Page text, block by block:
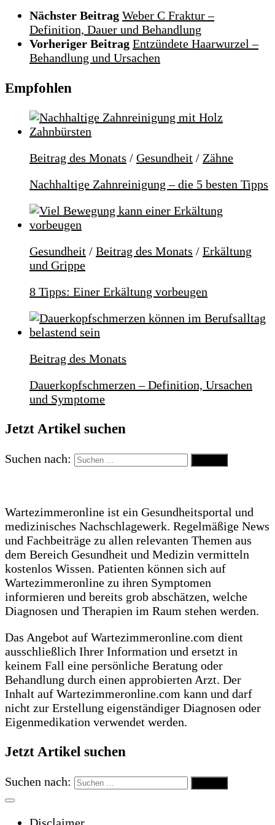
Nächster Beitrag Weber C Fraktur –
Definition, Dauer und Behandlung
Vorheriger Beitrag Entzündete Haarwurzel –
Behandlung und Ursachen
Empfohlen
Beitrag des Monats / Gesundheit / Zähne
Nachhaltige Zahnreinigung – die 5 besten Tipps
Gesundheit / Beitrag des Monats / Erkältung
und Grippe
8 Tipps: Einer Erkältung vorbeugen
Beitrag des Monats
Dauerkopfschmerzen – Definition, Ursachen
und Symptome
Jetzt Artikel suchen
Suchen nach:
Wartezimmeronline ist ein Gesundheitsportal und
medizinisches Nachschlagewerk. Regelmäßige News
und Fachbeiträge zu allen relevanten Themen aus
dem Bereich Gesundheit und Medizin vermitteln
kostenlos Wissen. Patienten können sich auf
Wartezimmeronline zu ihren Symptomen
informieren und bereits grob abschätzen, welche
Diagnosen und Therapien im Raum stehen werden.
Das Angebot auf Wartezimmeronline.com dient
ausschließlich Ihrer Information und ersetzt in
keinem Fall eine persönliche Beratung oder
Behandlung durch einen approbierten Arzt. Der
Inhalt auf Wartezimmeronline.com kann und darf
nicht zur Erstellung eigenständiger Diagnosen oder
Eigenmedikation verwendet werden.
Jetzt Artikel suchen
Suchen nach:
Disclaimer